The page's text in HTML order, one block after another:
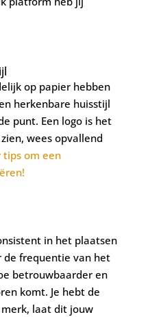
op papier hebben
herkenbare huisstijl
punt. Een logo is het
wees opvallend
tips om een
in het plaatsen
de frequentie van het
betrouwbaarder en
komt. Je hebt de
laat dit jouw